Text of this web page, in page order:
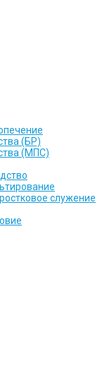
(БР)
(МПС)
служение